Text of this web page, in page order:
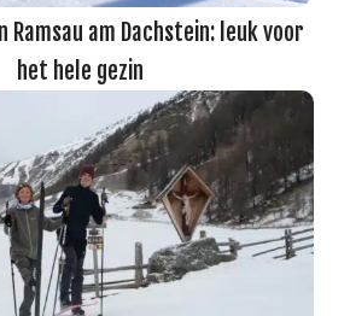
Ramsau am Dachstein: leuk voor
het hele gezin